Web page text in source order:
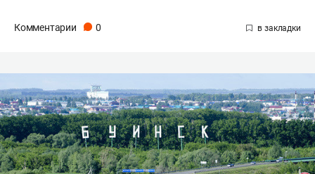
Комментарии 0